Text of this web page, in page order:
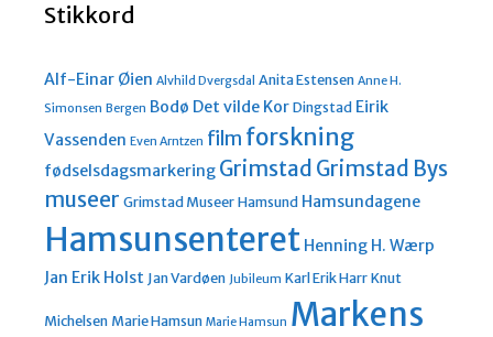
Stikkord
Alf-Einar Øien Alvhild Dvergsdal Anita Estensen Anne H.
Simonsen Bergen Bodø Det vilde Kor Dingstad Eirik
Vassenden Even Arntzen film forskning
fødselsdagsmarkering Grimstad Grimstad Bys
museer Grimstad Museer Hamsund Hamsundagene
Hamsunsenteret Henning H. Wærp
Jan Erik Holst Jan Vardøen Jubileum Karl Erik Harr Knut
Michelsen Marie Hamsun Marie Hamsun Markens